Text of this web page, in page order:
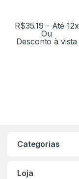
R$35.19 - Até 12x
Ou
Desconto à vista
Categorias
Loja